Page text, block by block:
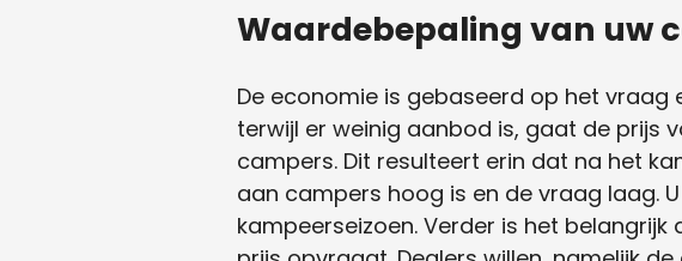
Waardebepaling van uw
De economie is gebaseerd op het
terwijl er weinig aanbod is, gaat de prijs
campers. Dit resulteert erin dat na het
aan campers hoog is en de vraag laag.
kampeerseizoen. Verder is het